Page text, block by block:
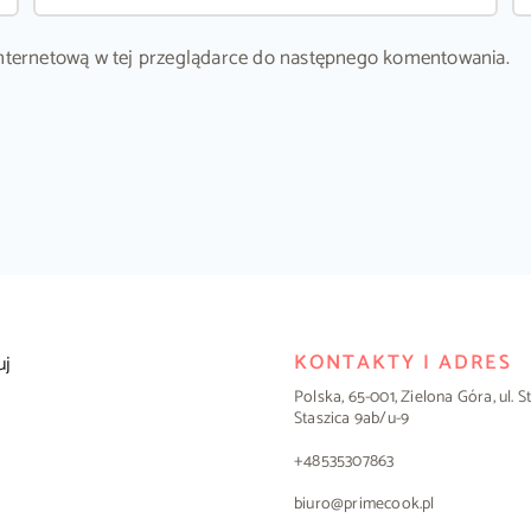
w tej przeglądarce do następnego komentowania.
KONTAKTY I ADRES
Polska, 65-001, Zielona Góra, ul.
Staszica 9ab/u-9
+48535307863
biuro@primecook.pl